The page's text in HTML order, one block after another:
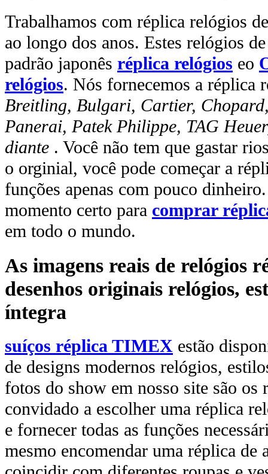
Trabalhamos com réplica relógios
ao longo dos anos. Estes relógios
padrão japonês réplica relógios eo
relógios. Nós fornecemos a réplica
Breitling, Bulgari, Cartier,
Panerai, Patek Philippe, TAG
diante . Você não tem que gastar
o orginial, você pode começar a
funções apenas com pouco
momento certo para comprar
em todo o mundo.
As imagens reais de relógios
desenhos originais relógios,
íntegra
suíços réplica TIMEX estão
de designs modernos relógios,
fotos do show em nosso site são os
convidado a escolher uma réplica
e fornecer todas as funções
mesmo encomendar uma réplica de